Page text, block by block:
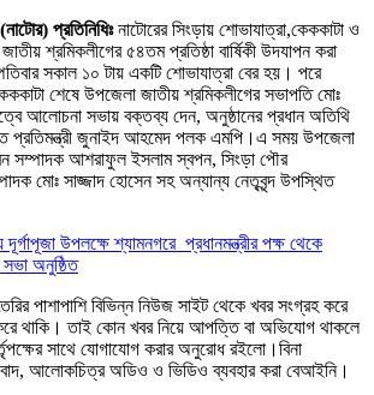
প্রতিনিধিঃনাটোরের সিংড়ায় শোভাযাত্রা,কেককাটা ও
শ্রমিকলীগের ৫৪তম প্রতিষ্ঠা বার্ষিকী উদযাপন করা
সকাল ১০ টায় একটি শোভাযাত্রা বের হয়। পরে
শেষে উপজেলা জাতীয় শ্রমিকলীগের সভাপতি মোঃ
আলোচনা সভায় বক্তব্য দেন, অনুষ্ঠানের প্রধান অতিথি
প্রতিমন্ত্রী জুনাইদ আহমেদ পলক এমপি।এ সময় উপজেলা
সম্পাদক আশরাফুল ইসলাম স্বপন, সিংড়া পৌর
মোঃ সাজ্জাদ হোসেন সহ অন্যান্য নেতৃবৃন্দ উপস্থিত
উপলক্ষে শ্যামনগরে প্রধানমন্ত্রীর পক্ষ থেকে
অনুষ্ঠিত
পাশাপাশি বিভিন্ন নিউজ সাইট থেকে খবর সংগ্রহ করে
থাকি। তাই কোন খবর নিয়ে আপত্তি বা অভিযোগ থাকলে
সাথে যোগাযোগ করার অনুরোধ রইলো।বিনা
আলোকচিত্র অডিও ও ভিডিও ব্যবহার করা বেআইনি।